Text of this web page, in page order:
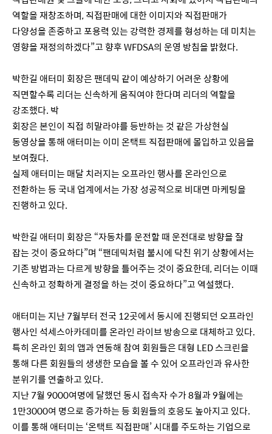
역할을 재창조하며, 직접판매에 대한 이미지와 직접판매가
다양성을 존중하고 포용력 있는 강력한 경제를 형성하는 데 미치는
영향을 재정의하겠다”고 향후 WFDSA의 운영 방침을 밝혔다.
박한길 애터미 회장은 팬데믹 같이 예상하기 어려운 상황에
직면할수록 리더는 신속하게 움직여야 한다며 리더의 역할을
강조했다. 박
회장은 본인이 직접 히말라야를 등반하는 것 같은 가상현실
동영상을 통해 애터미는 이미 온택트 직접판매에 몰입하고 있음을
보여줬다.
실제 애터미는 매달 치러지는 오프라인 행사를 온라인으로
전환하는 등 국내 업계에서는 가장 성공적으로 비대면 마케팅을
진행하고 있다.
박한길 애터미 회장은 “자동차를 운전할 때 운전대로 방향을 잘
잡는 것이 중요하다”며 “팬데믹처럼 불시에 닥친 위기 상황에서는
기존 방법과는 다르게 방향을 틀어주는 것이 중요한데, 리더는 이때
신속하고 정확하게 결정을 하는 것이 중요하다”고 역설했다.
애터미는 지난 7월부터 전국 12곳에서 동시에 진행되던 오프라인
행사인 석세스아카데미를 온라인 라이브 방송으로 대체하고 있다.
특히 온라인 회의 앱과 연동해 참여 회원들은 대형 LED 스크린을
통해 다른 회원들의 생생한 모습을 볼 수 있어 오프라인과 유사한
분위기를 연출하고 있다.
지난 7월 9000여명에 달했던 동시 접속자 수가 8월과 9월에는
1만3000여 명으로 증가하는 등 회원들의 호응도 높아지고 있다.
이를 통해 애터미는 ‘온택트 직접판매’ 시대를 주도하는 기업으로